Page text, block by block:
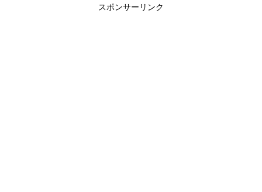
スポンサーリンク